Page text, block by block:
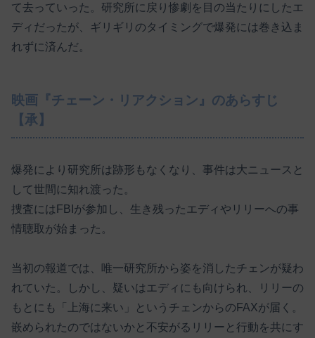
て去っていった。研究所に戻り惨劇を目の当たりにしたエ
ディだったが、ギリギリのタイミングで爆発には巻き込ま
れずに済んだ。
映画『チェーン・リアクション』のあらすじ
【承】
爆発により研究所は跡形もなくなり、事件は大ニュースと
して世間に知れ渡った。
捜査にはFBIが参加し、生き残ったエディやリリーへの事
情聴取が始まった。
当初の報道では、唯一研究所から姿を消したチェンが疑わ
れていた。しかし、疑いはエディにも向けられ、リリーの
もとにも「上海に来い」というチェンからのFAXが届く。
嵌められたのではないかと不安がるリリーと行動を共にす